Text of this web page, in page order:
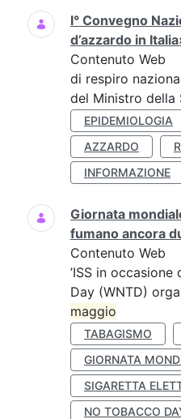
I° Convegno
d’azzardo in
Contenuto Web
di respiro
del Ministro della
EPIDEMIOLOGIA
AZZARDO
INFORMAZIONE
Giornata
fumano ancora
Contenuto Web
’ISS in
Day (WNTD)
maggio
TABAGISMO
GIORNATA
SIGARETTA
NO TOBACCO